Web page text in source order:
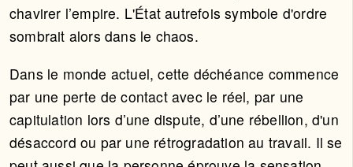
chavirer l’empire. L'État autrefois symbole d'ordre
sombrait alors dans le chaos.
Dans le monde actuel, cette déchéance commence
par une perte de contact avec le réel, par une
capitulation lors d’une dispute, d’une rébellion, d'un
désaccord ou par une rétrogradation au travail. Il se